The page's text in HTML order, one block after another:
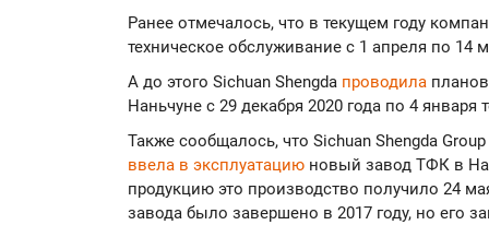
Ранее отмечалось, что в текущем году
техническое обслуживание с 1 апреля по 14
А до этого Sichuan Shengda проводила
Наньчуне с 29 декабря 2020 года по 4 января
Также сообщалось, что Sichuan Shengda
ввела в эксплуатацию новый завод ТФК в
продукцию это производство получило 24
завода было завершено в 2017 году, но его